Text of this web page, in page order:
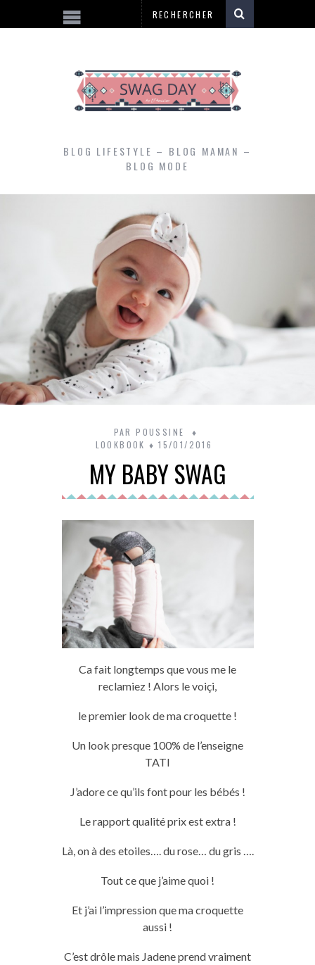
BLOG LIFESTYLE – BLOG MAMAN –
BLOG MODE
PAR POUSSINE
LOOKBOOK
15/01/2016
MY BABY SWAG
Ca fait longtemps que vous me le
reclamiez ! Alors le voiçi,
le premier look de ma croquette !
Un look presque 100% de l’enseigne
TATI
J’adore ce qu’ils font pour les bébés !
Le rapport qualité prix est extra !
Là, on à des etoiles…. du rose… du gris ….
Tout ce que j’aime quoi !
Et j’ai l’impression que ma croquette
aussi !
C’est drôle mais Jadene prend vraiment